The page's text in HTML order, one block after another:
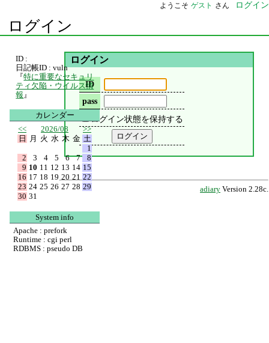
ようこそ ゲスト さん ログイン
ログイン
ログイン
ID
pass
ログイン状態を保持する
adiary Version 2.28c.
ID :
日記帳ID : vuln
『特に重要なセキュリ
ティ欠陥・ウイルス情
報 』
カレンダー
<<
2026/08
>>
日
月 火 水 木 金 土
1
2
3 4 5 6 7
8
9 10 11 12 13 14 15
16 17 18 19 20 21 22
23 24 25 26 27 28 29
30 31
System info
Apache : prefork
Runtime : cgi perl
RDBMS : pseudo DB